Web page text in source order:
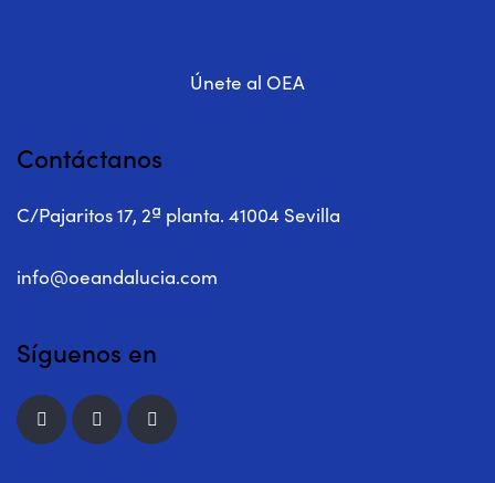
Únete al OEA
Contáctanos
C/Pajaritos 17, 2ª planta. 41004 Sevilla
info@oeandalucia.com
Síguenos en